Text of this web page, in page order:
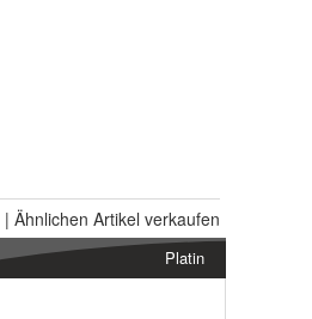
| Ähnlichen Artikel verkaufen
Platin